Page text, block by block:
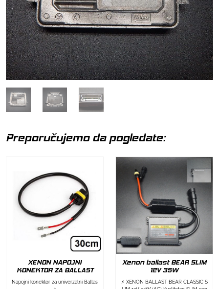
Preporučujemo da pogledate:
XENON NAPOJNI
KONEKTOR ZA BALLAST
Napojni konektor za univerzalni Ballas
Xenon ballast BEAR SLIM
12V 35W
⚡ XENON BALLAST BEAR CLASSIC S